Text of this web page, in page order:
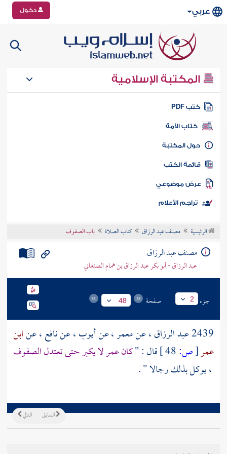
عربي دخول
المكتبة الإسلامية
كتب PDF
كتاب الأمة
المكتبة
الكتب
موضوعي
تراجم الأعلام
الرئيسية مصنف عبد الرزاق كتاب الصلاة باب الصفوف
مصنف عبد الرزاق
عبد الرزاق - أبو بكر عبد الرزاق بن همام الصنعاني
جزء 2 صفحة 48
2439عبد الرزاق، عنمعمر، عنأيوب، عننافع، عنابن
عمر[ص: قال : "كانعمرلا يكبر حتى تعتدل الصفوف
، يوكل بذلك رجالا " .
التالي السابق